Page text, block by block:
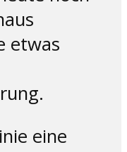
etwas
eine